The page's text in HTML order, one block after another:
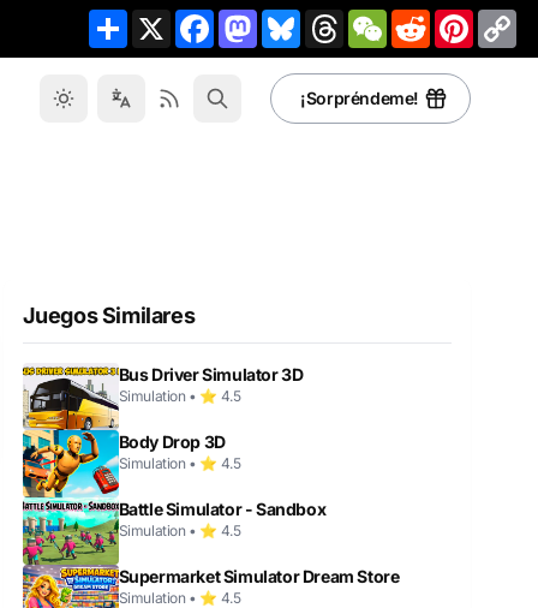
Share X FacebookMastodonBlueskyThreadsWeChatRedditPinterest
¡Sorpréndeme!
Juegos Similares
Bus Driver Simulator 3D
Simulation • ⭐ 4.5
Body Drop 3D
Simulation • ⭐ 4.5
Battle Simulator - Sandbox
Simulation • ⭐ 4.5
Supermarket Simulator Dream Store
Simulation • ⭐ 4.5